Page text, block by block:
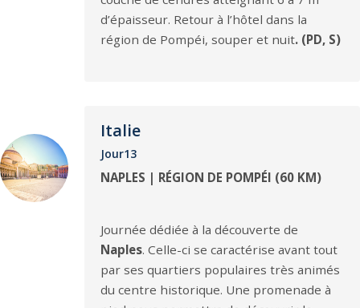
d’épaisseur. Retour à l’hôtel dans la
région de Pompéi, souper et nuit. (PD, S)
Italie
Jour13
NAPLES | RÉGION DE POMPÉI (60 KM)
Journée dédiée à la découverte de
Naples. Celle-ci se caractérise avant tout
par ses quartiers populaires très animés
du centre historique. Une promenade à